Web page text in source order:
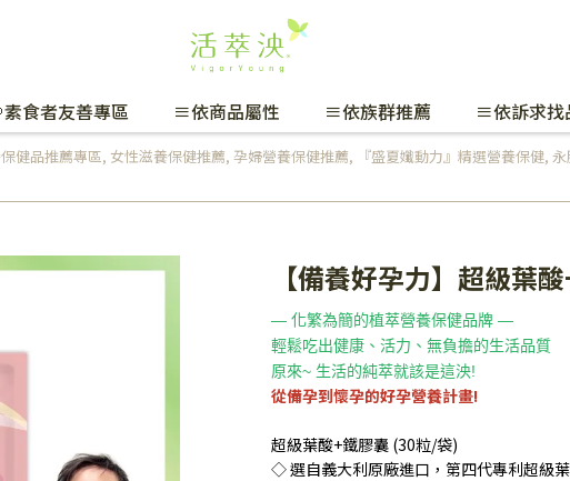
食者友善專區 ≡依商品屬性 ≡依族群推薦 ≡依訴求找
健品推薦專區, 女性滋養保健推薦, 孕婦營養保健推薦, 『盛夏孅動力』精選營養保健, 永
【備養好孕力】超級葉
— 化繁為簡的植萃營養保健品牌 —
輕鬆吃出健康、活力、無負擔的生活品質
原來~ 生活的純萃就該是這泱!
從備孕到懷孕的好孕營養計畫!
超級葉酸+鐵膠囊 (30粒/袋)
◇ 選自義大利原廠進口，第四代專利超級